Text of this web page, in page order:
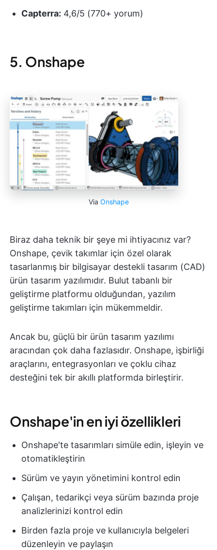
Capterra: 4,6/5 (770+ yorum)
5. Onshape
Via Onshape
Biraz daha teknik bir şeye mi ihtiyacınız var?
Onshape, çevik takımlar için özel olarak
tasarlanmış bir bilgisayar destekli tasarım (CAD)
ürün tasarım yazılımıdır. Bulut tabanlı bir
geliştirme platformu olduğundan, yazılım
geliştirme takımları için mükemmeldir.
Ancak bu, güçlü bir ürün tasarım yazılımı
aracından çok daha fazlasıdır. Onshape, işbirliği
araçlarını, entegrasyonları ve çoklu cihaz
desteğini tek bir akıllı platformda birleştirir.
Onshape'in en iyi özellikleri
Onshape'te tasarımları simüle edin, işleyin ve
otomatikleştirin
Sürüm ve yayın yönetimini kontrol edin
Çalışan, tedarikçi veya sürüm bazında proje
analizlerinizi kontrol edin
Birden fazla proje ve kullanıcıyla belgeleri
düzenleyin ve paylaşın